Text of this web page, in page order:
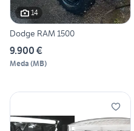
14
Dodge RAM 1500
9.900 €
Meda (MB)